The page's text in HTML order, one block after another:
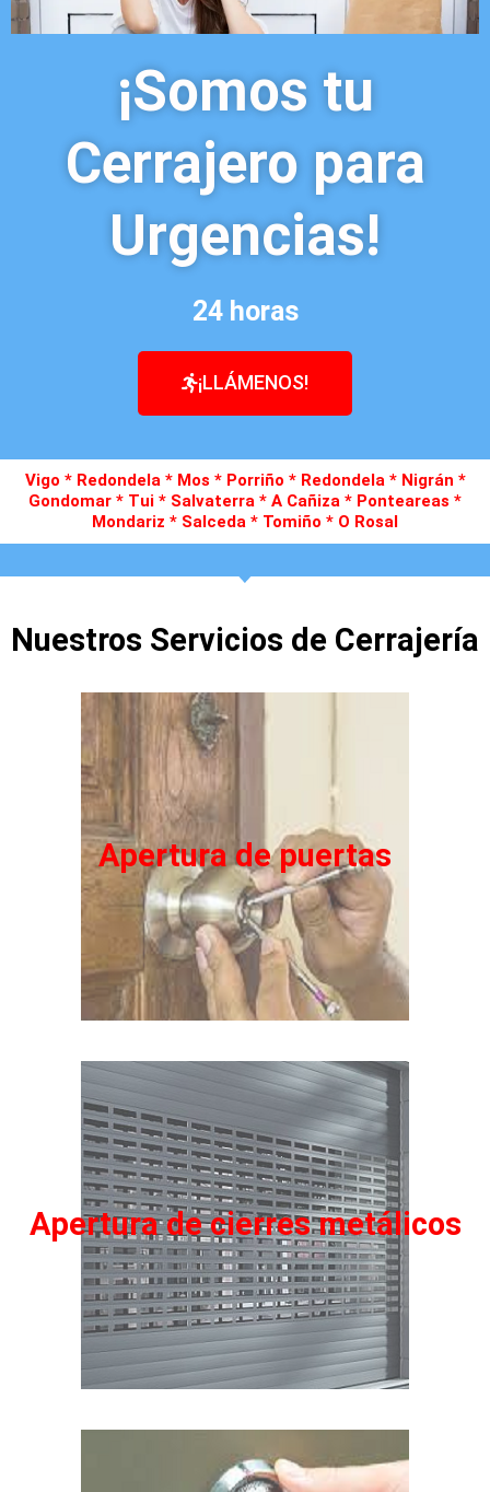
¡Somos tu
Cerrajero para
Urgencias!
24 horas
¡LLÁMENOS!
Vigo * Redondela * Mos * Porriño * Redondela * Nigrán *
Gondomar * Tui * Salvaterra * A Cañiza * Ponteareas *
Mondariz * Salceda * Tomiño * O Rosal
Nuestros Servicios de Cerrajería
Apertura de puertas
Apertura de cierres metálicos